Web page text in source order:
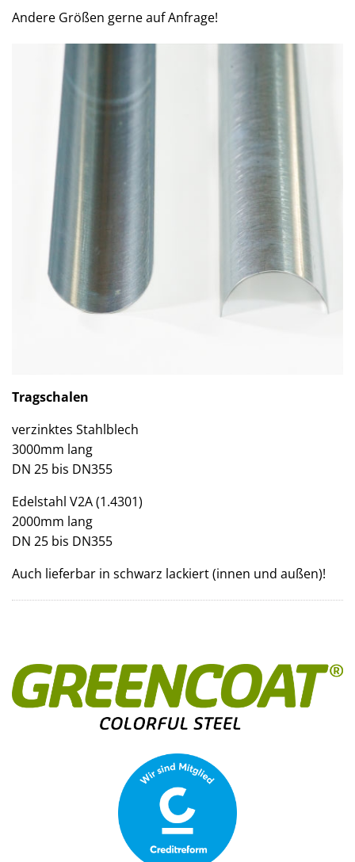
Andere Größen gerne auf Anfrage!
Tragschalen
verzinktes Stahlblech
3000mm lang
DN 25 bis DN355
Edelstahl V2A (1.4301)
2000mm lang
DN 25 bis DN355
Auch lieferbar in schwarz lackiert (innen und außen)!